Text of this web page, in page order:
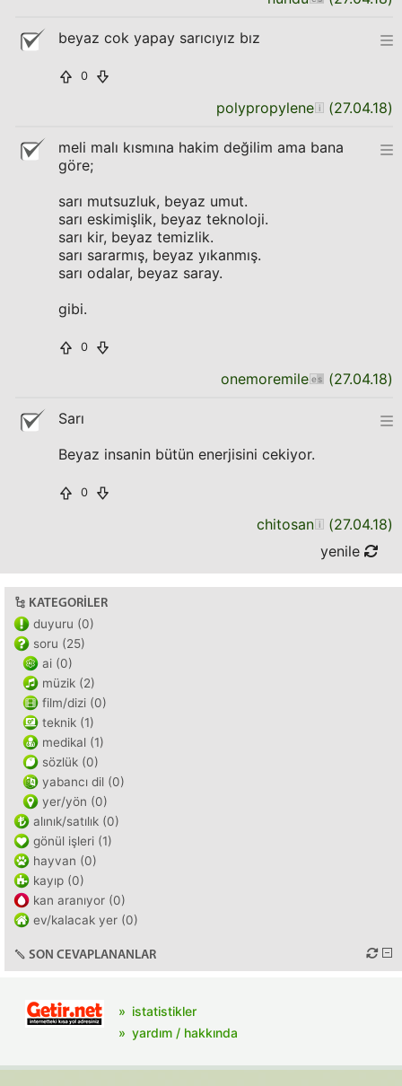
beyaz cok yapay sarıcıyız bız
0
polypropylene (27.04.18)
meli malı kısmına hakim değilim ama bana
göre;
sarı mutsuzluk, beyaz umut.
sarı eskimişlik, beyaz teknoloji.
sarı kir, beyaz temizlik.
sarı sararmış, beyaz yıkanmış.
sarı odalar, beyaz saray.
gibi.
0
onemoremile (27.04.18)
Sarı
Beyaz insanin bütün enerjisini cekiyor.
0
chitosan (27.04.18)
yenile
KATEGORILER
duyuru (0)
soru (25)
ai (0)
müzik (2)
film/dizi (0)
teknik (1)
medikal (1)
sözlük (0)
yabancı dil (0)
yer/yön (0)
alınık/satılık (0)
gönül işleri (1)
hayvan (0)
kayıp (0)
kan aranıyor (0)
ev/kalacak yer (0)
SON CEVAPLANANLAR
istatistikler
yardım / hakkında